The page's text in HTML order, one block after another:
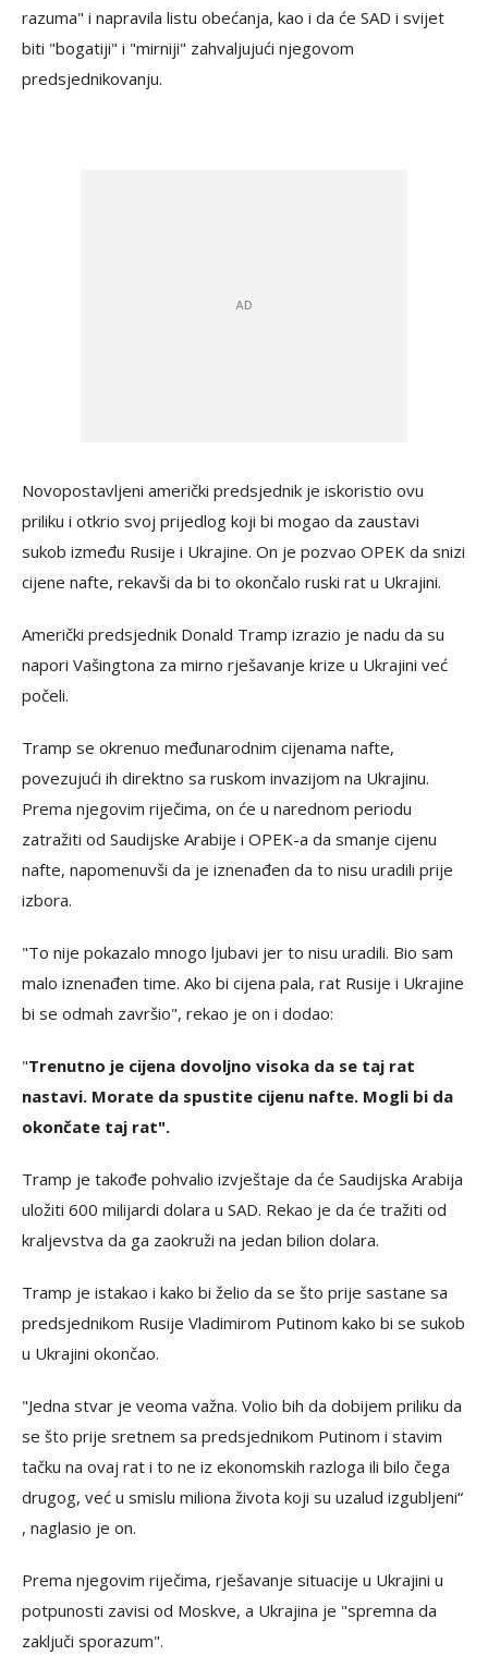
razuma" i napravila listu obećanja, kao i da će SAD i svijet
biti "bogatiji" i "mirniji" zahvaljujući njegovom
predsjednikovanju.
Novopostavljeni američki predsjednik je iskoristio ovu
priliku i otkrio svoj prijedlog koji bi mogao da zaustavi
sukob između Rusije i Ukrajine. On je pozvao OPEK da snizi
cijene nafte, rekavši da bi to okončalo ruski rat u Ukrajini.
Američki predsjednik Donald Tramp izrazio je nadu da su
napori Vašingtona za mirno rješavanje krize u Ukrajini već
počeli.
Tramp se okrenuo međunarodnim cijenama nafte,
povezujući ih direktno sa ruskom invazijom na Ukrajinu.
Prema njegovim riječima, on će u narednom periodu
zatražiti od Saudijske Arabije i OPEK-a da smanje cijenu
nafte, napomenuvši da je iznenađen da to nisu uradili prije
izbora.
"To nije pokazalo mnogo ljubavi jer to nisu uradili. Bio sam
malo iznenađen time. Ako bi cijena pala, rat Rusije i Ukrajine
bi se odmah završio", rekao je on i dodao:
"Trenutno je cijena dovoljno visoka da se taj rat
nastavi. Morate da spustite cijenu nafte. Mogli bi da
okončate taj rat".
Tramp je takođe pohvalio izvještaje da će Saudijska Arabija
uložiti 600 milijardi dolara u SAD. Rekao je da će tražiti od
kraljevstva da ga zaokruži na jedan bilion dolara.
Tramp je istakao i kako bi želio da se što prije sastane sa
predsjednikom Rusije Vladimirom Putinom kako bi se sukob
u Ukrajini okončao.
"Jedna stvar je veoma važna. Volio bih da dobijem priliku da
se što prije sretnem sa predsjednikom Putinom i stavim
tačku na ovaj rat i to ne iz ekonomskih razloga ili bilo čega
drugog, već u smislu miliona života koji su uzalud izgubljeni“
, naglasio je on.
Prema njegovim riječima, rješavanje situacije u Ukrajini u
potpunosti zavisi od Moskve, a Ukrajina je "spremna da
zaključi sporazum".